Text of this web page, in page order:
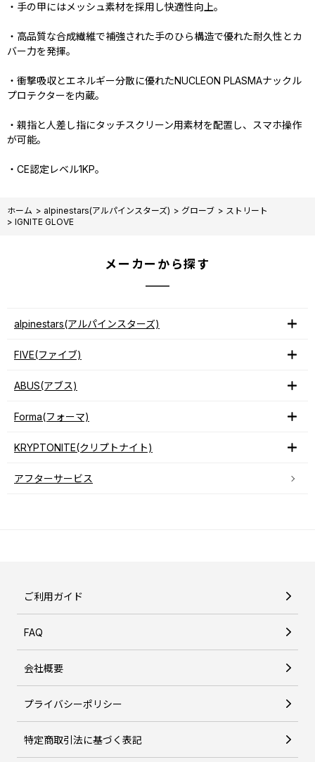
・手の甲にはメッシュ素材を採用し快適性向上。
・高品質な合成繊維で補強された手のひら構造で優れた耐久性とカ
バー力を発揮。
・衝撃吸収とエネルギー分散に優れたNUCLEON PLASMAナックル
プロテクターを内蔵。
・親指と人差し指にタッチスクリーン用素材を配置し、スマホ操作
が可能。
・CE認定レベル1KP。
ホーム > alpinestars(アルパインスターズ) > グローブ > ストリート
> IGNITE GLOVE
メーカーから探す
alpinestars(アルパインスターズ)
FIVE(ファイブ)
ABUS(アブス)
Forma(フォーマ)
KRYPTONITE(クリプトナイト)
アフターサービス
ご利用ガイド
FAQ
会社概要
プライバシーポリシー
特定商取引法に基づく表記